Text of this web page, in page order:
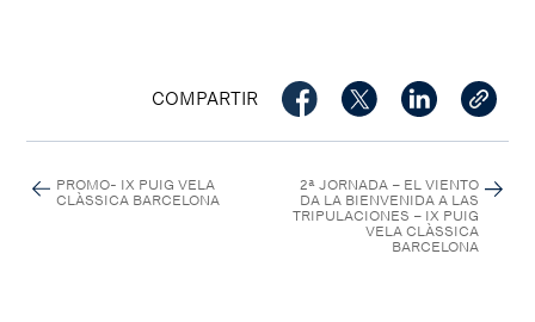
COMPARTIR
PROMO- IX PUIG VELA
CLÀSSICA BARCELONA
2ª JORNADA – EL VIENTO
DA LA BIENVENIDA A LAS
TRIPULACIONES – IX PUIG
VELA CLÀSSICA
BARCELONA